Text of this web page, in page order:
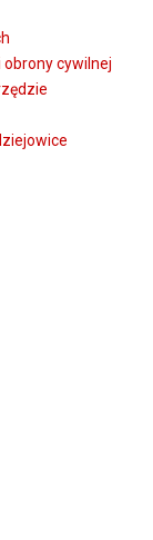
cywilnej